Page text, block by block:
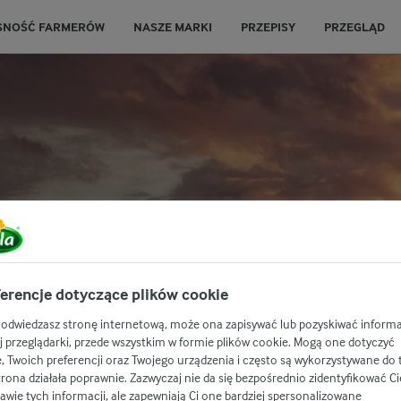
FARMERÓW NASZE MARKI PRZEPISY PRZEGLĄD
dotyczące plików cookie
odwiedzasz stronę internetową, może ona zapisywać lub pozyskiwać
przeglądarki, przede wszystkim w formie plików cookie. Mogą one dotyczyć
Twoich preferencji oraz Twojego urządzenia i często są wykorzystywane do
działała poprawnie. Zazwyczaj nie da się bezpośrednio zidentyfikować
tych informacji, ale zapewniają Ci one bardziej spersonalizowane